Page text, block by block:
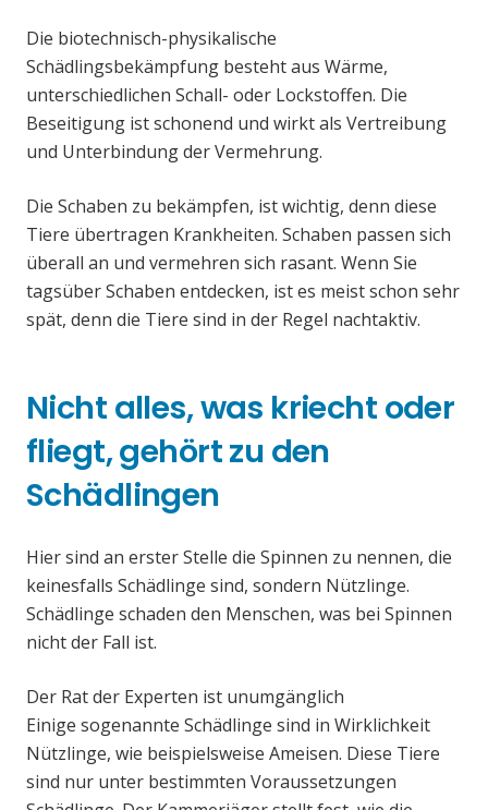
Die biotechnisch-physikalische
Schädlingsbekämpfung besteht aus Wärme,
unterschiedlichen Schall- oder Lockstoffen. Die
Beseitigung ist schonend und wirkt als Vertreibung
und Unterbindung der Vermehrung.
Die Schaben zu bekämpfen, ist wichtig, denn diese
Tiere übertragen Krankheiten. Schaben passen sich
überall an und vermehren sich rasant. Wenn Sie
tagsüber Schaben entdecken, ist es meist schon sehr
spät, denn die Tiere sind in der Regel nachtaktiv.
Nicht alles, was kriecht oder
fliegt, gehört zu den
Schädlingen
Hier sind an erster Stelle die Spinnen zu nennen, die
keinesfalls Schädlinge sind, sondern Nützlinge.
Schädlinge schaden den Menschen, was bei Spinnen
nicht der Fall ist.
Der Rat der Experten ist unumgänglich
Einige sogenannte Schädlinge sind in Wirklichkeit
Nützlinge, wie beispielsweise Ameisen. Diese Tiere
sind nur unter bestimmten Voraussetzungen